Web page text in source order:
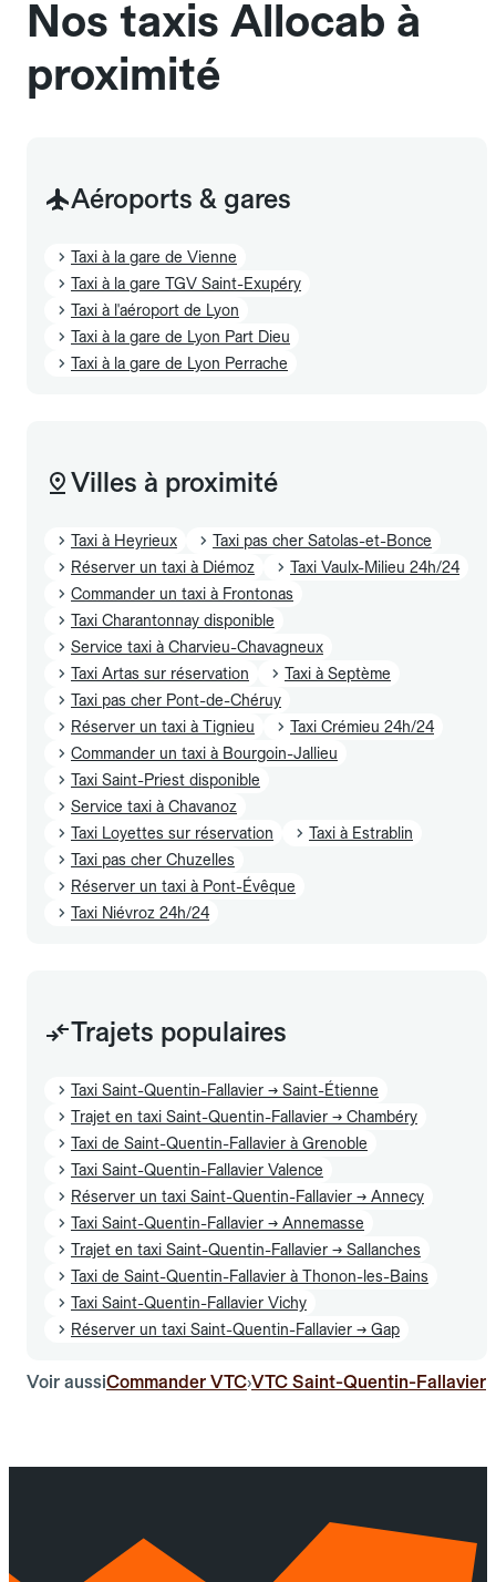
Nos taxis Allocab à
proximité
Aéroports & gares
Taxi à la gare de Vienne
Taxi à la gare TGV Saint-Exupéry
Taxi à l'aéroport de Lyon
Taxi à la gare de Lyon Part Dieu
Taxi à la gare de Lyon Perrache
Villes à proximité
Taxi à Heyrieux
Taxi pas cher Satolas-et-Bonce
Réserver un taxi à Diémoz
Taxi Vaulx-Milieu 24h/24
Commander un taxi à Frontonas
Taxi Charantonnay disponible
Service taxi à Charvieu-Chavagneux
Taxi Artas sur réservation
Taxi à Septème
Taxi pas cher Pont-de-Chéruy
Réserver un taxi à Tignieu
Taxi Crémieu 24h/24
Commander un taxi à Bourgoin-Jallieu
Taxi Saint-Priest disponible
Service taxi à Chavanoz
Taxi Loyettes sur réservation
Taxi à Estrablin
Taxi pas cher Chuzelles
Réserver un taxi à Pont-Évêque
Taxi Niévroz 24h/24
Trajets populaires
Taxi Saint-Quentin-Fallavier → Saint-Étienne
Trajet en taxi Saint-Quentin-Fallavier → Chambéry
Taxi de Saint-Quentin-Fallavier à Grenoble
Taxi Saint-Quentin-Fallavier Valence
Réserver un taxi Saint-Quentin-Fallavier → Annecy
Taxi Saint-Quentin-Fallavier → Annemasse
Trajet en taxi Saint-Quentin-Fallavier → Sallanches
Taxi de Saint-Quentin-Fallavier à Thonon-les-Bains
Taxi Saint-Quentin-Fallavier Vichy
Réserver un taxi Saint-Quentin-Fallavier → Gap
Voir aussiCommander VTC›VTC Saint-Quentin-Fallavier